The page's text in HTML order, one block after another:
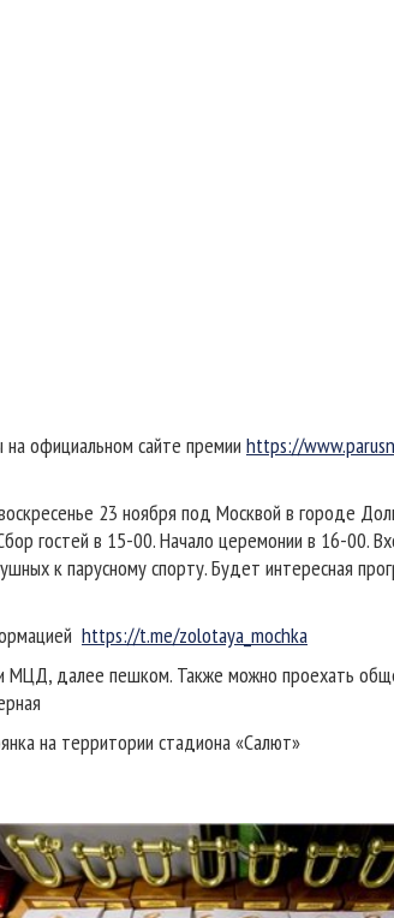
официальном сайте премии https://
23 ноября под Москвой в городе
гостей в 15-00. Начало церемонии в 16-00.
к парусному спорту. Будет интересная
https://t.me/zolotaya_mochka
МЦД, далее пешком. Также можно проехать
на территории стадиона «Салют»